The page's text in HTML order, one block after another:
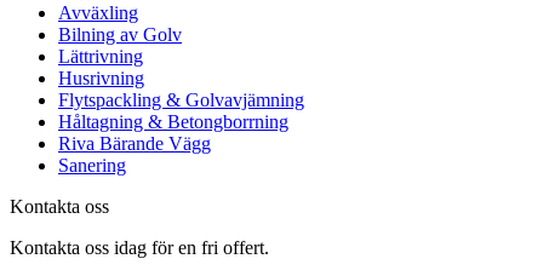
Avväxling
Bilning av Golv
Lättrivning
Husrivning
Flytspackling & Golvavjämning
Håltagning & Betongborrning
Riva Bärande Vägg
Sanering
Kontakta oss
Kontakta oss idag för en fri offert.